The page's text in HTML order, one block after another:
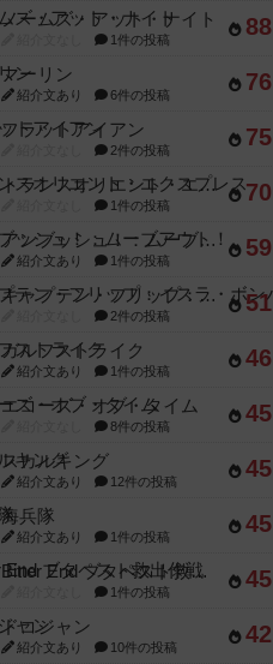
88
ノームズ・アット・ナイト
1件の投稿
76
マーリン
紹介文あり 6件の投稿
75
フラットアイアン
2件の投稿
70
トランスオリエント・エクスプレス
1件の投稿
59
アンブッシュ！：ムーブアウト！
紹介文あり 1件の投稿
51
キャプテン・フリップ：イスラ・ボンバ
2件の投稿
46
ガルフストライク
紹介文あり 1件の投稿
45
エコーズ・オブ・タイム
8件の投稿
45
スカルキング
紹介文あり 12件の投稿
45
海兵隊
紹介文あり 1件の投稿
45
Bitter End ブタペスト救出作戦
1件の投稿
42
ドコジャン
紹介文あり 10件の投稿